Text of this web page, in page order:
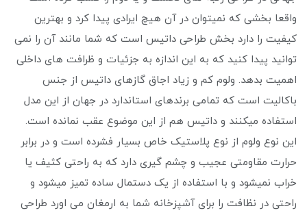
واقعا بخشی که نمیتوان در آن هیچ ایرادی پیدا کرد و بهترین
کیفیت را دارد بخش طراحی داتیس است که شما مانند آن را نمی
توانید پیدا کنید که به این اندازه به جزئیات و ظرافت های داخلی
اهمیت بدهد. ولوم کم و زیاد اجاق گازهای داتیس از جنس
باکالیت است که تمامی برندهای استاندارد در جهان از این مدل
استفاده میکنند و داتیس هم از این موضوع عقب نمانده است.
این نوع ولوم از نوع پلاستیک خاص بسیار فشرده است و در برابر
حرارت مقاومتی عجیب و چشم گیری دارد که به راحتی کثیف یا
خراب نمیشود و با استفاده از یک دستمال ساده تمیز میشود و
راحتی در نظافت را برای آشپزخانه شما به ارمغان می اورد طراحی